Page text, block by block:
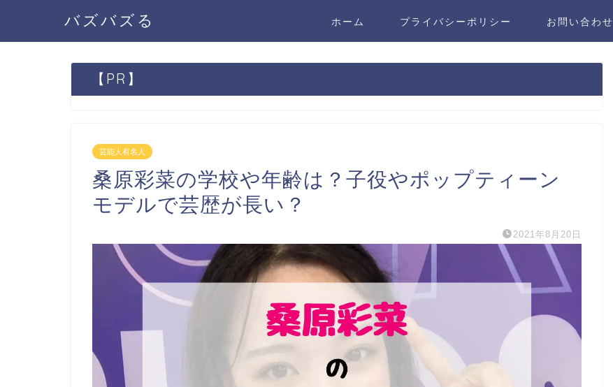
バズバズる ホーム プライバシーポリシー お問い合わせ
【PR】
芸能人有名人
桑原彩菜の学校や年齢は？子役やポップティーン
モデルで芸歴が長い？
2021年8月20日